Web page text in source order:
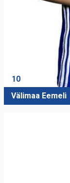
10
Välimaa Eemeli